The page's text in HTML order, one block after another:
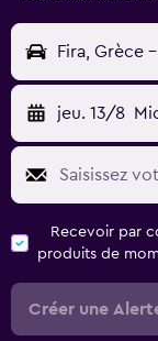
Fira, Grèce
jeu. 13/8
Recevoir par
produits de
Créer une